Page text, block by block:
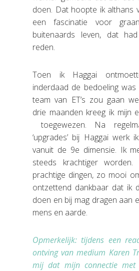
doen. Dat hoopte ik althans
een fascinatie voor
buitenaards leven, dat
reden.
Toen ik Haggai
inderdaad de bedoeling
team van ET’s zou gaan
drie maanden kreeg ik mijn
toegewezen. Na
‘upgrades’ bij Haggai
vanuit de 9e dimensie. Ik
steeds krachtiger
prachtige dingen, zo mooi
ontzettend dankbaar dat ik
doen en bij mag dragen aan
mens en aarde.
Opmerkelijk: tijdens een
ontving van medium Karen
mij dat mijn connectie met